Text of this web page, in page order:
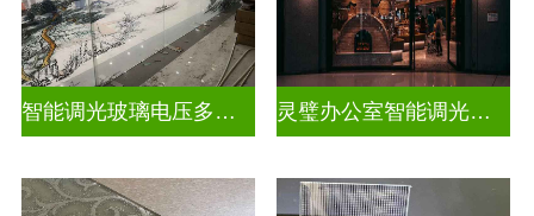
智能调光玻璃电压多少合适 灵璧办公室智能调光玻璃厂商